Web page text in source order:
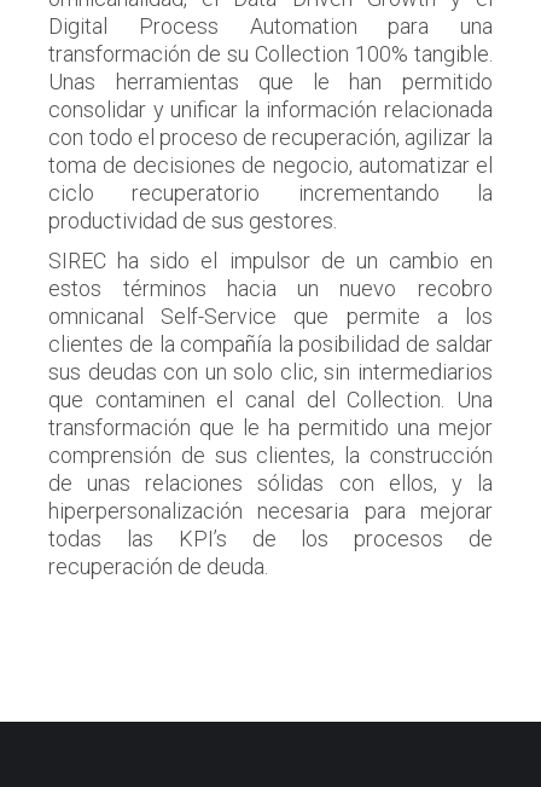
Digital Process Automation para una
transformación de su Collection 100% tangible.
Unas herramientas que le han permitido
consolidar y unificar la información relacionada
con todo el proceso de recuperación, agilizar la
toma de decisiones de negocio, automatizar el
ciclo recuperatorio incrementando la
productividad de sus gestores.
SIREC ha sido el impulsor de un cambio en
estos términos hacia un nuevo recobro
omnicanal Self-Service que permite a los
clientes de la compañía la posibilidad de saldar
sus deudas con un solo clic, sin intermediarios
que contaminen el canal del Collection. Una
transformación que le ha permitido una mejor
comprensión de sus clientes, la construcción
de unas relaciones sólidas con ellos, y la
hiperpersonalización necesaria para mejorar
todas las KPI’s de los procesos de
recuperación de deuda.